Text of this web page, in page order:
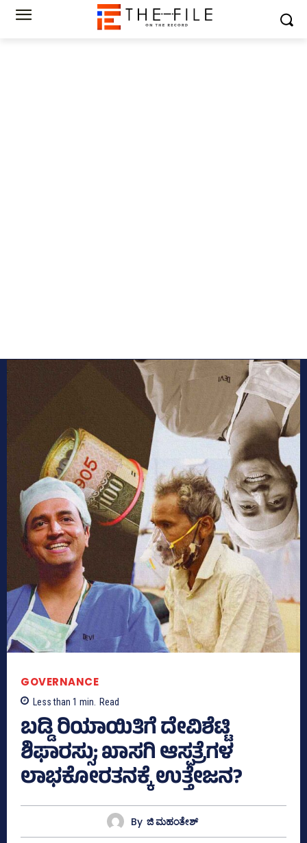
GOVERNANCE
Less than 1 min. Read
ಬಡ್ಡಿ ರಿಯಾಯಿತಿಗೆ ದೇವಿಶೆಟ್ಟಿ
ಶಿಫಾರಸ್ಸು; ಖಾಸಗಿ ಆಸ್ಪತ್ರೆಗಳ
ಲಾಭಕೋರತನಕ್ಕೆ ಉತ್ತೇಜನ?
By ಜಿ ಮಹಂತೇಶ್